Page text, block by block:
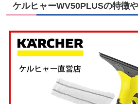
ケルヒャーWV50PLUSの特徴